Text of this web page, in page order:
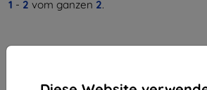
1 - 2 vom ganzen 2.